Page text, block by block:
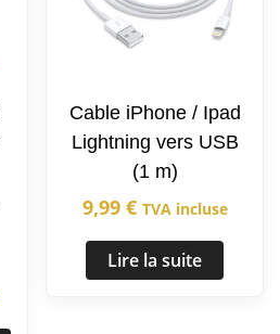
Cable iPhone / Ipad
Lightning vers USB
(1 m)
9,99 € TVA incluse
Lire la suite